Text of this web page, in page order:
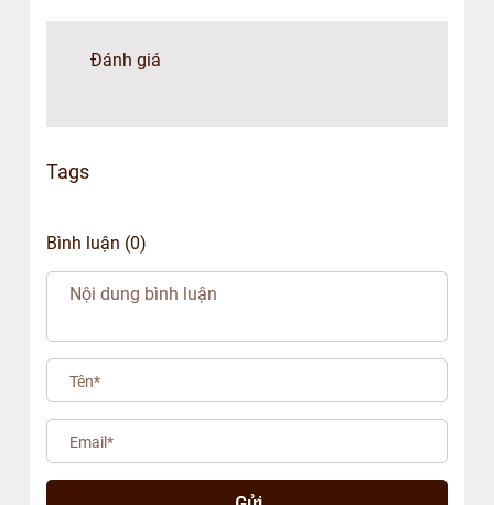
Đánh giá
Tags
Bình luận (0)